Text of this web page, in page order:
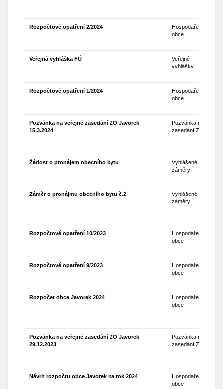
Rozpočtové opatření 2/2024
Hospodaření
obce
Veřejná vyhláška FÚ
Veřejné
vyhlášky
Rozpočtové opatření 1/2024
Hospodaření
obce
Pozvánka na veřejné zasedání ZO Javorek
15.3.2024
Pozvánka na
zasedání ZO
Žádost o pronájem obecního bytu
Vyhlášené
záměry
Záměr o pronájmu obecního bytu č.2
Vyhlášené
záměry
Rozpočtové opatření 10/2023
Hospodaření
obce
Rozpočtové opatření 9/2023
Hospodaření
obce
Rozpočet obce Javorek 2024
Hospodaření
obce
Pozvánka na veřejné zasedání ZO Javorek
29.12.2023
Pozvánka na
zasedání ZO
Návrh rozpočtu obce Javorek na rok 2024
Hospodaření
obce